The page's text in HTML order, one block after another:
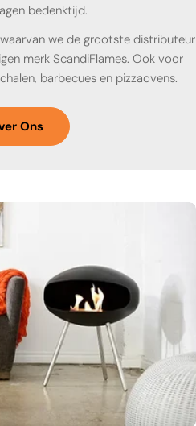
bedenktijd.
we de grootste distributeur
merk ScandiFlames. Ook voor
barbecues en pizzaovens.
Ons